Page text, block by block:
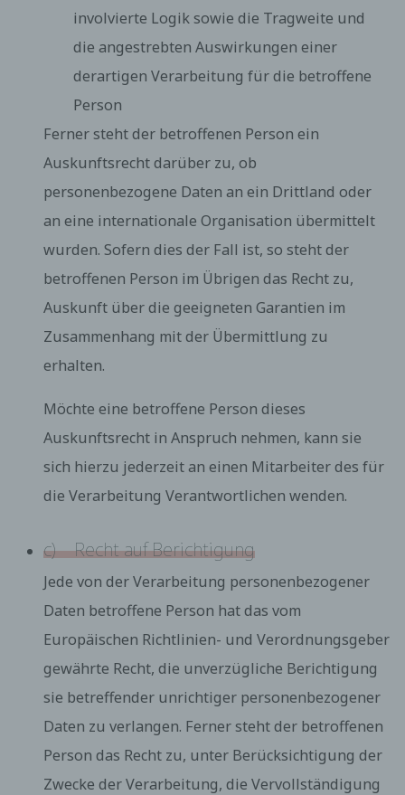
involvierte Logik sowie die Tragweite und
die angestrebten Auswirkungen einer
derartigen Verarbeitung für die betroffene
Person
Ferner steht der betroffenen Person ein
Auskunftsrecht darüber zu, ob
personenbezogene Daten an ein Drittland oder
an eine internationale Organisation übermittelt
wurden. Sofern dies der Fall ist, so steht der
betroffenen Person im Übrigen das Recht zu,
Auskunft über die geeigneten Garantien im
Zusammenhang mit der Übermittlung zu
erhalten.
Möchte eine betroffene Person dieses
Auskunftsrecht in Anspruch nehmen, kann sie
sich hierzu jederzeit an einen Mitarbeiter des für
die Verarbeitung Verantwortlichen wenden.
c) Recht auf Berichtigung
Jede von der Verarbeitung personenbezogener
Daten betroffene Person hat das vom
Europäischen Richtlinien- und Verordnungsgeber
gewährte Recht, die unverzügliche Berichtigung
sie betreffender unrichtiger personenbezogener
Daten zu verlangen. Ferner steht der betroffenen
Person das Recht zu, unter Berücksichtigung der
Zwecke der Verarbeitung, die Vervollständigung
verlangen.
Möchte eine betroffene Person dieses
Berichtigungsrecht in Anspruch nehmen, kann sie
sich hierzu jederzeit an einen Mitarbeiter des für
werden)
Jede von der Verarbeitung personenbezogener
Daten betroffene Person hat das vom
Europäischen Richtlinien- und Verordnungsgeber
gewährte Recht, von dem Verantwortlichen zu
personenbezogenen Daten unverzüglich gelöscht
werden, sofern einer der folgenden Gründe zutrifft
und soweit die Verarbeitung nicht erforderlich ist:
Die personenbezogenen Daten wurden für solche
Zwecke erhoben oder auf sonstige Weise
verarbeitet, für welche sie nicht mehr notwendig
sind.
Buchstabe a DS-GVO oder Art. 9 Abs. 2 Buchstabe
a DS-GVO stützte, und es fehlt an einer
anderweitigen Rechtsgrundlage für die
Verarbeitung.
DS-GVO Widerspruch gegen die Verarbeitung ein,
betroffene Person legt gemäß Art. 21 Abs. 2 DS-
Die personenbezogenen Daten wurden
unrechtmäßig verarbeitet.
Die Löschung der personenbezogenen Daten ist
zur Erfüllung einer rechtlichen Verpflichtung nach
dem Unionsrecht oder dem Recht der
Mitgliedstaaten erforderlich, dem der
Verantwortliche unterliegt.
Die personenbezogenen Daten wurden in Bezug
auf angebotene Dienste der
Informationsgesellschaft gemäß Art. 8 Abs. 1 DS-
GVO erhoben.